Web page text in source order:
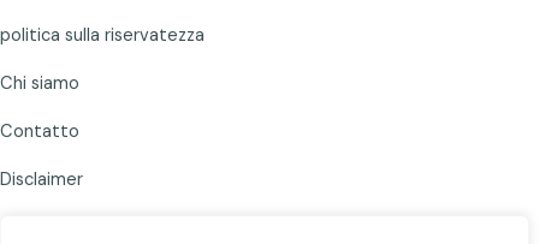
politica sulla riservatezza
Chi siamo
Contatto
Disclaimer